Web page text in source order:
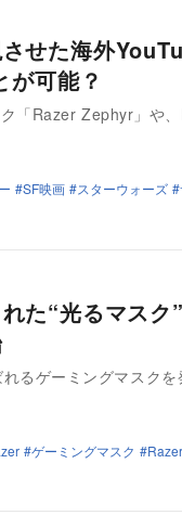
させた海外
可能？
「Razer Zephyr」や
SF映画 スターウォーズ
た“光るマス
るゲーミングマスクを
ゲーミングマスク